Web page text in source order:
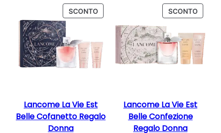
a
44,90 €
SCONTOPRODOTTO
IN
OFFERTA
Lancome La Vie Est
Belle Cofanetto Regalo
Donna
SCONTO
IN
Lancome La Vie Est
Belle Confezione
Regalo Donna